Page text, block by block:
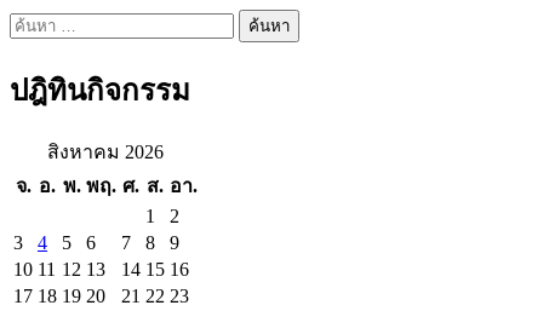
ค้นหา
ปฎิทินกิจกรรม
สิงหาคม 2026
จ. อ. พ. พฤ. ศ. ส. อา.
1
2
3
4 5 6 7 8
9
10 11 12 13 14 15 16
17 18 19 20 21 22 23